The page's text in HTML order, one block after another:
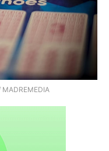
MADREMEDIA